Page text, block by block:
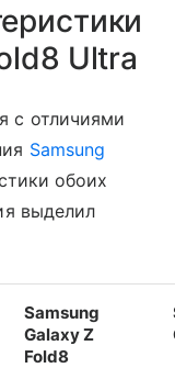
Ultra
с отличиями
Samsung
обоих
выделил
Samsung
Galaxy Z
Fold8